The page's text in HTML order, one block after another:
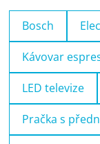
Bosch
Kávovar
LED televize
Pračka s